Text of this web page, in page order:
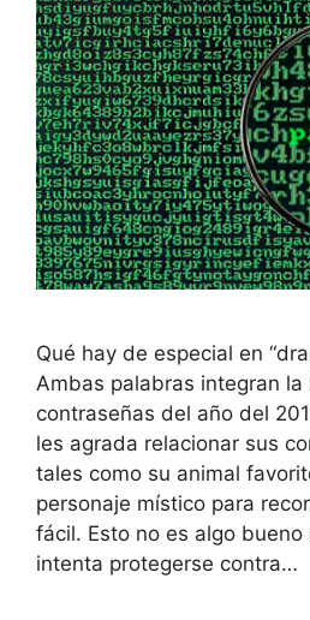
Qué hay de especial en
Ambas palabras integran
contraseñas del año del
les agrada relacionar sus
tales como su animal
personaje místico para
fácil. Esto no es algo
intenta protegerse contra…